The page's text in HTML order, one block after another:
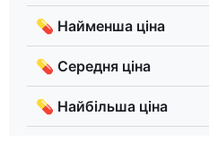
💊 Найменша ціна
💊 Середня ціна
💊 Найбільша ціна